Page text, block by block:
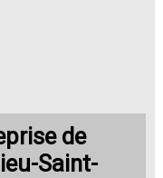
de
Saint-